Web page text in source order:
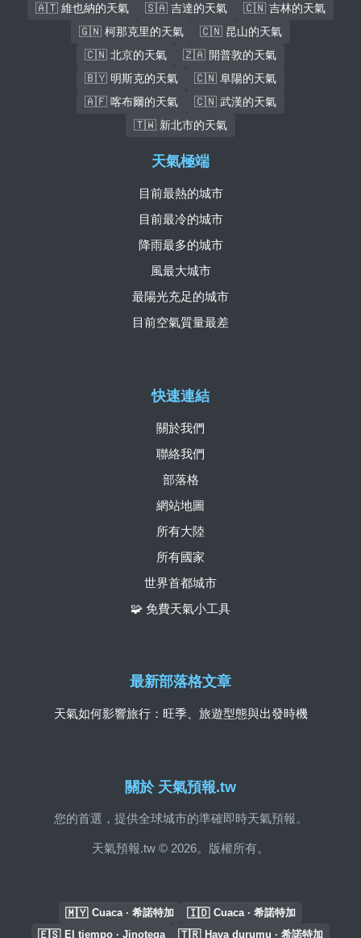
🇦🇹 維也納的天氣 🇸🇦 吉達的天氣
🇨🇳 吉林的天氣
🇬🇳 柯那克里的天氣
🇨🇳 昆山的天氣
🇨🇳 北京的天氣
🇿🇦 開普敦的天氣
🇧🇾 明斯克的天氣
🇨🇳 阜陽的天氣
🇦🇫 喀布爾的天氣
🇨🇳 武漢的天氣
🇹🇼 新北市的天氣
關於 天氣預報.tw
您的首選，提供全球城市的準確即時天氣預報。
天氣預報.tw © 2026。版權所有。
快速連結
關於我們
聯絡我們
部落格
網站地圖
所有大陸
所有國家
世界首都城市
🧩 免費天氣小工具
天氣極端
目前最熱的城市
目前最冷的城市
降雨最多的城市
風最大城市
最陽光充足的城市
目前空氣質量最差
最新部落格文章
天氣如何影響旅行：旺季、旅遊型態與出發時機
🇲🇾 Cuaca · 希諾特加 🇮🇩 Cuaca · 希諾特加
🇪🇸 El tiempo · Jinotega 🇹🇷 Hava durumu · 希諾特加